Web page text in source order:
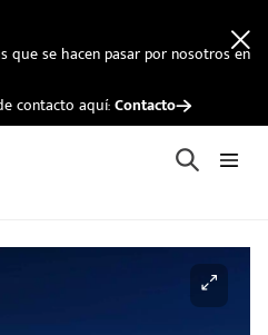
que se hacen pasar por nosotros en
contacto aquí:Contacto